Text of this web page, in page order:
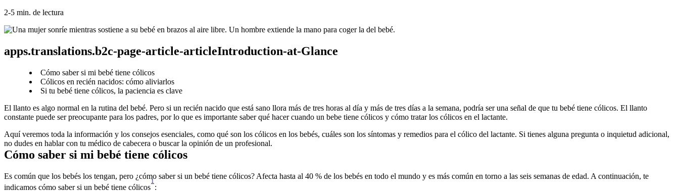
2-5 min. de lectura
apps.translations.b2c-page-article-articleIntroduction-at-Glance
Cómo saber si mi bebé tiene cólicos
Cólicos en recién nacidos: cómo aliviarlos
Si tu bebé tiene cólicos, la paciencia es clave
El llanto es algo normal en la rutina del bebé. Pero si un recién nacido que está sano llora más de tres horas al día y más de tres días a la semana, podría ser una señal de que tu bebé tiene cólicos. El llanto
constante puede ser preocupante para los padres, por lo que es importante saber qué hacer cuando un bebe tiene cólicos y cómo tratar los cólicos en el lactante.
Aquí veremos toda la información y los consejos esenciales, como qué son los cólicos en los bebés, cuáles son los síntomas y remedios para el cólico del lactante. Si tienes alguna pregunta o inquietud adicional,
no dudes en hablar con tu médico de cabecera o buscar la opinión de un profesional.
Cómo saber si mi bebé tiene cólicos
Es común que los bebés los tengan, pero ¿cómo saber si un bebé tiene cólicos? Afecta hasta al 40 % de los bebés en todo el mundo y es más común en torno a las seis semanas de edad. A continuación, te
indicamos cómo saber si un bebé tiene cólicos
1
: